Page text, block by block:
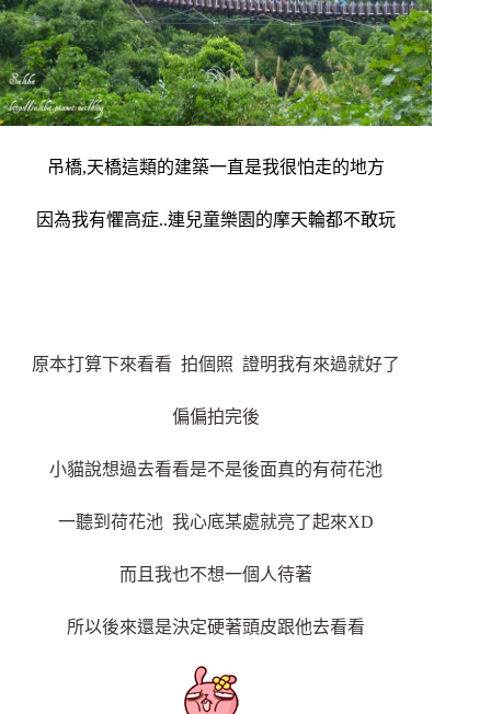
吊橋,天橋這類的建築一直是我很怕走的地方
因為我有懼高症..連兒童樂園的摩天輪都不敢玩
原本打算下來看看 拍個照 證明我有來過就好了
偏偏拍完後
小貓說想過去看看是不是後面真的有荷花池
一聽到荷花池 我心底某處就亮了起來XD
而且我也不想一個人待著
所以後來還是決定硬著頭皮跟他去看看